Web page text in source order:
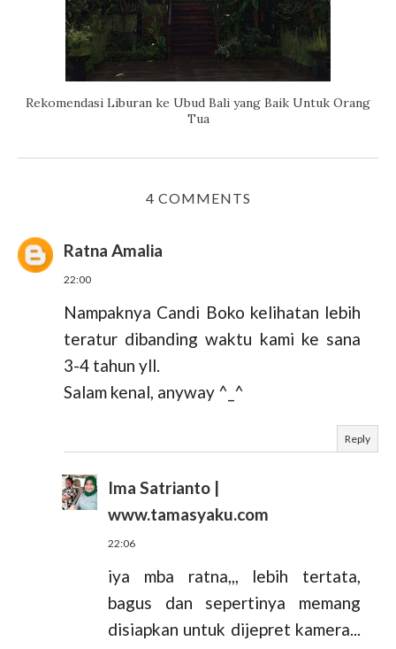
Rekomendasi Liburan ke Ubud Bali yang Baik Untuk Orang
Tua
4 COMMENTS
Ratna Amalia
22:00
Nampaknya Candi Boko kelihatan lebih
teratur dibanding waktu kami ke sana
3-4 tahun yll.
Salam kenal, anyway ^_^
Reply
Ima Satrianto |
www.tamasyaku.com
22:06
iya mba ratna,,, lebih tertata,
bagus dan sepertinya memang
disiapkan untuk dijepret kamera...